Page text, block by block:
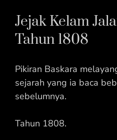
Jejak Kelam
Tahun 1808
Pikiran Baskara
sejarah yang ia baca
sebelumnya.
Tahun 1808.